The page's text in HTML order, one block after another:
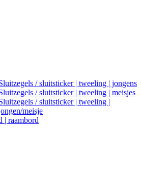
/ sluitsticker | tweeling | jongens
/ sluitsticker | tweeling | meisjes
/ sluitsticker | tweeling |
meisje
| raambord